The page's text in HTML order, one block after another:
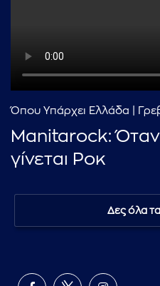
Όπου Υπάρχει Ελλάδα |
Manitarock:
γίνεται Ροκ
Δες όλα